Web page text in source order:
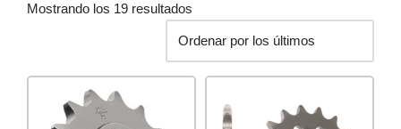
Mostrando los 19 resultados